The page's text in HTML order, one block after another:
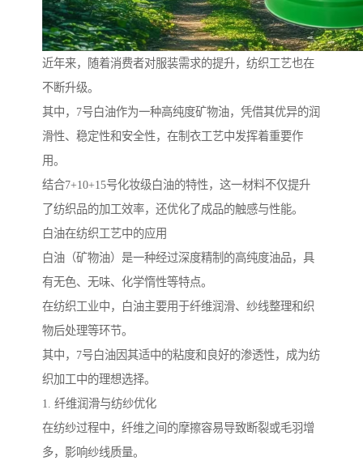
近年来，随着消费者对服装需求的提升，纺织工艺也在
不断升级。
其中，7号白油作为一种高纯度矿物油，凭借其优异的润
滑性、稳定性和安全性，在制衣工艺中发挥着重要作
用。
结合7+10+15号化妆级白油的特性，这一材料不仅提升
了纺织品的加工效率，还优化了成品的触感与性能。
白油在纺织工艺中的应用
白油（矿物油）是一种经过深度精制的高纯度油品，具
有无色、无味、化学惰性等特点。
在纺织工业中，白油主要用于纤维润滑、纱线整理和织
物后处理等环节。
其中，7号白油因其适中的粘度和良好的渗透性，成为纺
织加工中的理想选择。
1. 纤维润滑与纺纱优化
在纺纱过程中，纤维之间的摩擦容易导致断裂或毛羽增
多，影响纱线质量。